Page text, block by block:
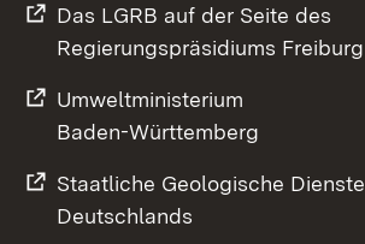
Das LGRB auf der Seite des
Regierungspräsidiums Freiburg
Umweltministerium
Baden-Württemberg
Staatliche Geologische Dienste
Deutschlands